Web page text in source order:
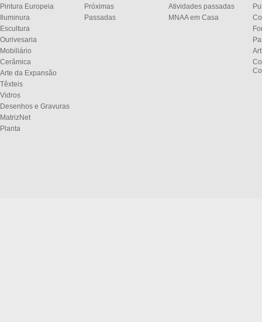
Pintura Europeia
Iluminura
Escultura
Ourivesaria
Mobiliário
Cerâmica
Arte da Expansão
Têxteis
Vidros
Desenhos e Gravuras
MatrizNet
Planta
Próximas
Passadas
Atividades passadas
MNAA em Casa